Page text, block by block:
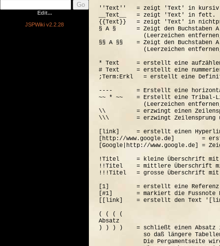
Edit...
JSPWiki v2.2.28
''Text''   = zeigt 'Text' in
__Text__   = zeigt 'Text' in fett.
{{Text}}   = zeigt 'Text' in
§ A §      = Zeigt den Buchstaben
(Leerzeichen
§§ A §§    = Zeigt den Buchstaben
(Leerzeichen
* Text     = erstellt eine
# Text     = erstellt eine
;Term:Erkl   = erstellt eine
----       = Erstellt eine
~~ * ~~    = Erstellt eine Tribal-
(Leerzeichen
\\         = erzwingt einen
\\\        = erzwingt Zeilensprung
[link]     = erstellt einen
[http://www.google.de]        =
[Google|http://www.google.de] =
!Titel     = kleine Überschrift
!!Titel    = mittlere Überschrift
!!!Titel   = grosse Überschrift
[1]        = erstellt eine Referenz
[#1]       = markiert die Fussnote
[[link]    = erstellt den Text
( ( ( (
Absatz
) ) ) )    = schließt einen Absatz
so daß längere
Die Pergamentseite